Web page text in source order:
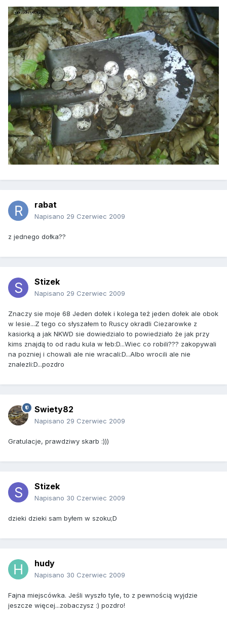
rabat
Napisano 29 Czerwiec 2009
z jednego dołka??
Stizek
Napisano 29 Czerwiec 2009
Znaczy sie moje 68 Jeden dołek i kolega też jeden dołek ale obok
w lesie...Z tego co słyszałem to Ruscy okradli Ciezarowke z
kasiorką a jak NKWD sie dowiedzialo to powiedziało że jak przy
kims znajdą to od radu kula w łeb:D...Wiec co robili??? zakopywali
na pozniej i chowali ale nie wracali:D...Albo wrocili ale nie
znalezli:D...pozdro
Swiety82
Napisano 29 Czerwiec 2009
Gratulacje, prawdziwy skarb :)))
Stizek
Napisano 30 Czerwiec 2009
dzieki dzieki sam byłem w szoku;D
hudy
Napisano 30 Czerwiec 2009
Fajna miejscówka. Jeśli wyszło tyle, to z pewnością wyjdzie
jeszcze więcej...zobaczysz :) pozdro!